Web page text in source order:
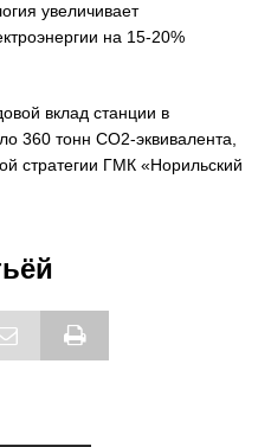
увеличивает
на 15-20%
вклад станции в
360 тонн CO2-эквивалента,
стратегии ГМК «Норильский